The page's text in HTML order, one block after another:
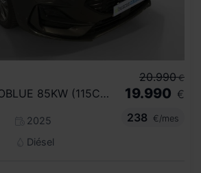
ST LINE X 1.5 ECOBLUE 85KW (115CV) AUTO
2025
Diésel
20.990 €
19.990 €
238
€/mes